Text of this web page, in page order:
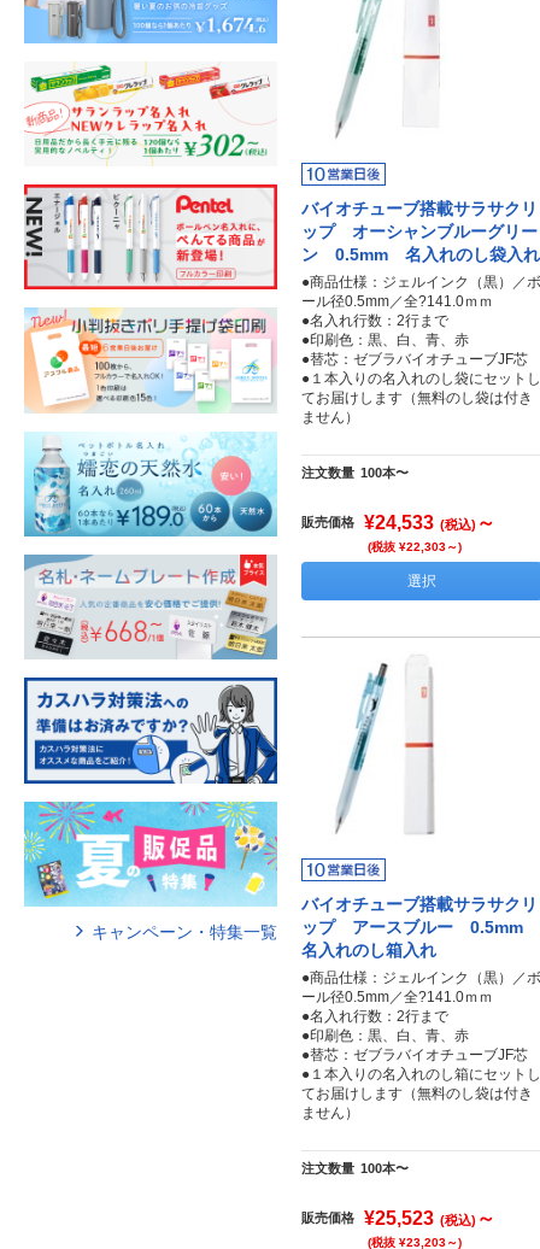
バイオチューブ搭載サラサクリ
ップ オーシャンブルーグリー
ン 0.5mm 名入れのし袋入れ
●商品仕様：ジェルインク（黒）／ボ
ール径0.5mm／全?141.0ｍｍ
●名入れ行数：2行まで
●印刷色：黒、白、青、赤
●替芯：ゼブラバイオチューブJF芯
●１本入りの名入れのし袋にセットし
てお届けします（無料のし袋は付き
ません）
注文数量 100本〜
販売価格 ¥24,533 (税込) ～
(税抜 ¥22,303～)
選択
バイオチューブ搭載サラサクリ
ップ アースブルー 0.5mm
名入れのし箱入れ
●商品仕様：ジェルインク（黒）／ボ
ール径0.5mm／全?141.0ｍｍ
●名入れ行数：2行まで
●印刷色：黒、白、青、赤
●替芯：ゼブラバイオチューブJF芯
●１本入りの名入れのし箱にセットし
てお届けします（無料のし袋は付き
ません）
注文数量 100本〜
販売価格 ¥25,523 (税込) ～
(税抜 ¥23,203～)
キャンペーン・特集一覧